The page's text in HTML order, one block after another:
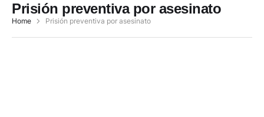
Prisión preventiva por asesinato
Home Prisión preventiva por asesinato